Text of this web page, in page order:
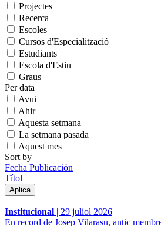
Projectes
Recerca
Escoles
Cursos d'Especialització
Estudiants
Escola d'Estiu
Graus
Per data
Avui
Ahir
Aquesta setmana
La setmana pasada
Aquest mes
Sort by
Fecha Publicación
Títol
Institucional | 29 juliol 2026
En record de Josep Vilarasu, antic